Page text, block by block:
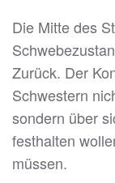
Die Mitte des
Zurück. Der
Schwestern
sondern über
festhalten
müssen.